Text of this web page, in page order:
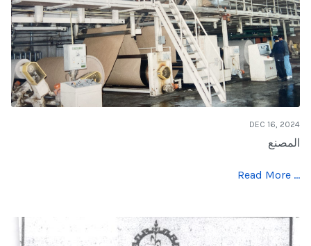
DEC 16, 2024
المصنع
Read More …